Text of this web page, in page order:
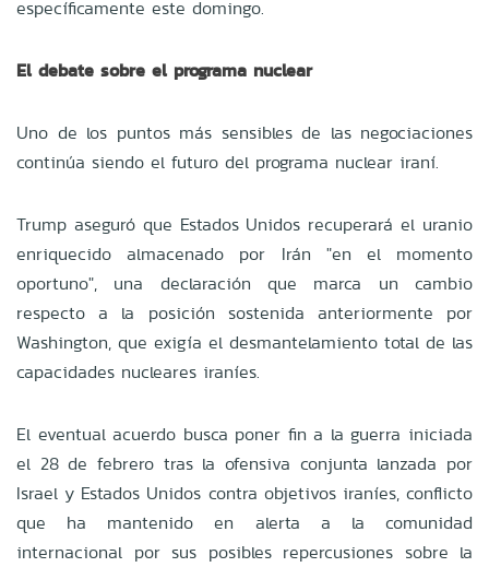
específicamente este domingo.
El debate sobre el programa nuclear
Uno de los puntos más sensibles de las negociaciones
continúa siendo el futuro del programa nuclear iraní.
Trump aseguró que Estados Unidos recuperará el uranio
enriquecido almacenado por Irán "en el momento
oportuno", una declaración que marca un cambio
respecto a la posición sostenida anteriormente por
Washington, que exigía el desmantelamiento total de las
capacidades nucleares iraníes.
El eventual acuerdo busca poner fin a la guerra iniciada
el 28 de febrero tras la ofensiva conjunta lanzada por
Israel y Estados Unidos contra objetivos iraníes, conflicto
que ha mantenido en alerta a la comunidad
internacional por sus posibles repercusiones sobre la